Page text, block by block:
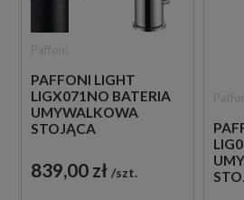
PAFFONI LIGHT
LIGX071NO BATERIA
UMYWALKOWA
STOJĄCA
CZARNA
839,00 zł szt.